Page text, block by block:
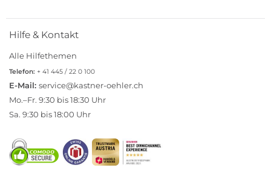
Hilfe & Kontakt
Alle Hilfethemen
Telefon: + 41 445 / 22 0 100
E-Mail: service@kastner-oehler.ch
Mo.–Fr. 9:30 bis 18:30 Uhr
Sa. 9:30 bis 18:00 Uhr